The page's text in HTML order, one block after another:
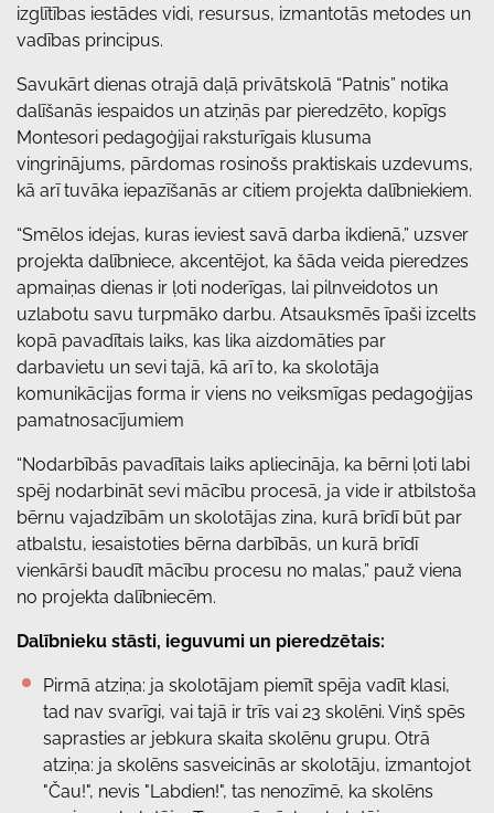
izglītības iestādes vidi, resursus, izmantotās metodes un
vadības principus.
Savukārt dienas otrajā daļā privātskolā “Patnis” notika
dalīšanās iespaidos un atziņās par pieredzēto, kopīgs
Montesori pedagoģijai raksturīgais klusuma
vingrinājums, pārdomas rosinošs praktiskais uzdevums,
kā arī tuvāka iepazīšanās ar citiem projekta dalībniekiem.
“Smēlos idejas, kuras ieviest savā darba ikdienā,” uzsver
projekta dalībniece, akcentējot, ka šāda veida pieredzes
apmaiņas dienas ir ļoti noderīgas, lai pilnveidotos un
uzlabotu savu turpmāko darbu. Atsauksmēs īpaši izcelts
kopā pavadītais laiks, kas lika aizdomāties par
darbavietu un sevi tajā, kā arī to, ka skolotāja
komunikācijas forma ir viens no veiksmīgas pedagoģijas
pamatnosacījumiem
“Nodarbībās pavadītais laiks apliecināja, ka bērni ļoti labi
spēj nodarbināt sevi mācību procesā, ja vide ir atbilstoša
bērnu vajadzībām un skolotājas zina, kurā brīdī būt par
atbalstu, iesaistoties bērna darbībās, un kurā brīdī
vienkārši baudīt mācību procesu no malas,” pauž viena
no projekta dalībniecēm.
Dalībnieku stāsti, ieguvumi un pieredzētais:
Pirmā atziņa: ja skolotājam piemīt spēja vadīt klasi,
tad nav svarīgi, vai tajā ir trīs vai 23 skolēni. Viņš spēs
saprasties ar jebkura skaita skolēnu grupu. Otrā
atziņa: ja skolēns sasveicinās ar skolotāju, izmantojot
"Čau!", nevis "Labdien!", tas nenozīmē, ka skolēns